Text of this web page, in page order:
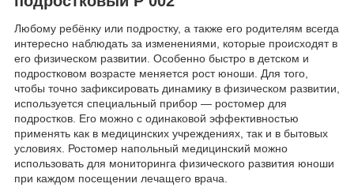
Любому ребёнку или подростку, а также его родителям всегда
интересно наблюдать за изменениями, которые происходят в
его физическом развитии. Особенно быстро в детском и
подростковом возрасте меняется рост юноши. Для того,
чтобы точно зафиксировать динамику в физическом развитии,
используется специальный прибор — ростомер для
подростков. Его можно с одинаковой эффективностью
применять как в медицинских учреждениях, так и в бытовых
условиях. Ростомер напольный медицинский можно
использовать для мониторинга физического развития юноши
при каждом посещении лечащего врача.